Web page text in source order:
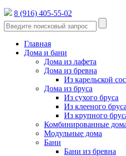
8 (916) 405-55-02
Главная
Дома и бани
Дома из лафета
Дома из бревна
Из карельской
Дома из бруса
Из сухого бруса
Из клееного бруса
Из крупного
Комбинированные
Модульные дома
Бани
Бани из бревна